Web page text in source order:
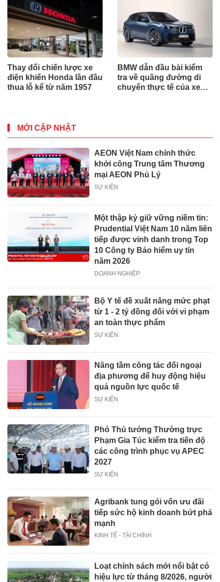
Thay đổi chiến lược xe
điện khiến Honda lần đầu
thua lỗ kể từ năm 1957
BMW dẫn đầu bài kiểm
tra về quãng đường di
chuyển thực tế của xe
MỚI CẬP NHẬT
AEON Việt Nam chính thức
khởi công Trung tâm Thương
mại AEON Phủ Lý
SỰ KIỆN
Một thập kỷ giữ vững niềm tin:
Prudential Việt Nam 10 năm liên
tiếp được vinh danh trong Top
10 Công ty Bảo hiểm uy tín
năm 2026
DOANH NGHIỆP
Bộ Y tế đề xuất nâng mức phạt
từ 1 - 2 tỷ đồng đối với vi phạm
an toàn thực phẩm
SỰ KIỆN
Nâng tầm công tác đối ngoại
địa phương để huy động hiệu
quả nguồn lực quốc tế
SỰ KIỆN
Phó Thủ tướng Thường trực
Phạm Gia Túc kiểm tra tiến độ
các công trình phục vụ APEC
2027
SỰ KIỆN
Agribank tung gói vốn ưu đãi
tiếp sức hộ kinh doanh bứt phá
mạnh
KINH TẾ - TÀI CHÍNH
Loạt chính sách mới nổi bật có
hiệu lực từ tháng 8/2026, người